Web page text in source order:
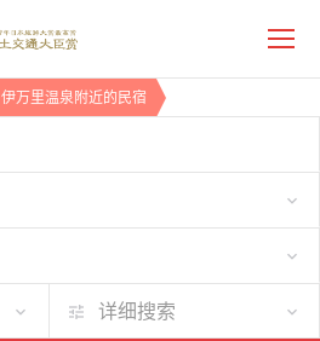
伊万里温泉附近的民宿
详细搜索